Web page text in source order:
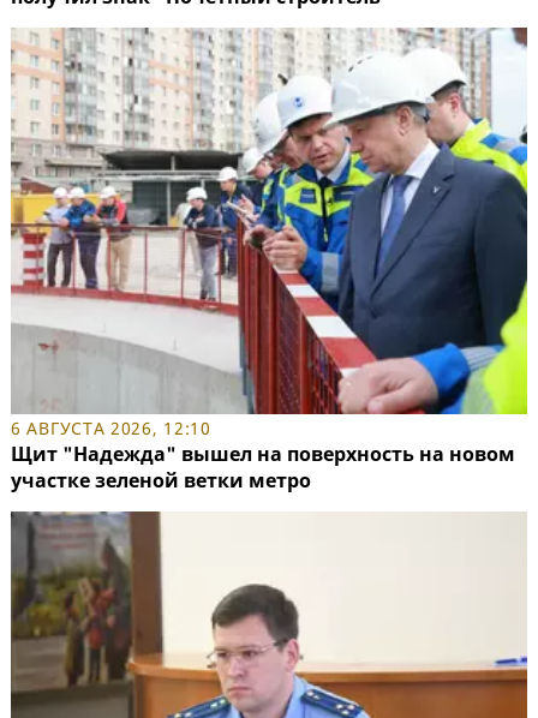
6 АВГУСТА 2026, 12:10
Щит "Надежда" вышел на поверхность на новом
участке зеленой ветки метро